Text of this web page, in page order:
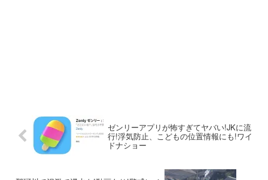
ゼンリーアプリが怖すぎてヤバい!JKに流
行!浮気防止、こどもの位置情報にも!ワイ
ドナショー